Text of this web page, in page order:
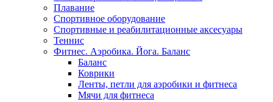
Плавание
Спортивное оборудование
Спортивные и реабилитационные аксесуары
Теннис
Фитнес. Аэробика. Йога. Баланс
Баланс
Коврики
Ленты, петли для аэробики и фитнеса
Мячи для фитнеса